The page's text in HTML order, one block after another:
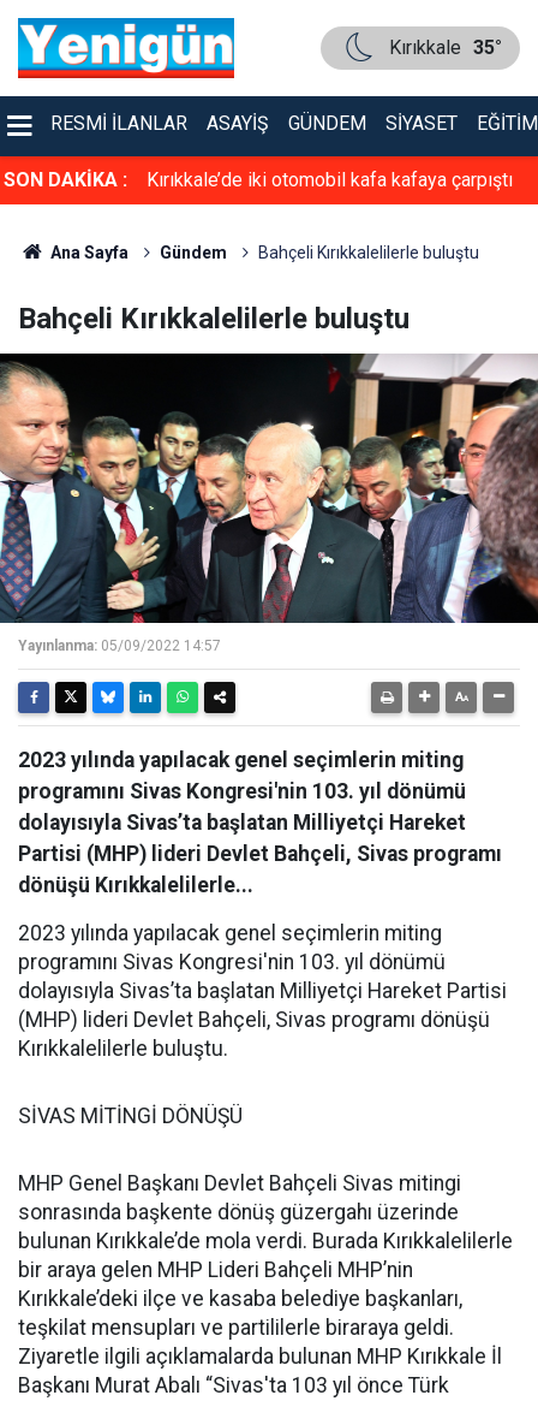
Kırıkkale 35°
RESMI İLANLAR ASAYIŞ GÜNDEM SIYASET EĞITIM
SON DAKİKA :
çarpıştı TSO’ya güçlü aday: Erol Ayan! Toptan ve
Ana Sayfa Gündem Bahçeli Kırıkkalelilerle buluştu
Bahçeli Kırıkkalelilerle buluştu
Yayınlanma: 05/09/2022 14:57
2023 yılında yapılacak genel seçimlerin miting
programını Sivas Kongresi'nin 103. yıl dönümü
dolayısıyla Sivas’ta başlatan Milliyetçi Hareket
Partisi (MHP) lideri Devlet Bahçeli, Sivas programı
dönüşü Kırıkkalelilerle...
2023 yılında yapılacak genel seçimlerin miting
programını Sivas Kongresi'nin 103. yıl dönümü
dolayısıyla Sivas’ta başlatan Milliyetçi Hareket Partisi
(MHP) lideri Devlet Bahçeli, Sivas programı dönüşü
Kırıkkalelilerle buluştu.
SİVAS MİTİNGİ DÖNÜŞÜ
MHP Genel Başkanı Devlet Bahçeli Sivas mitingi
sonrasında başkente dönüş güzergahı üzerinde
bulunan Kırıkkale’de mola verdi. Burada Kırıkkalelilerle
bir araya gelen MHP Lideri Bahçeli MHP’nin
Kırıkkale’deki ilçe ve kasaba belediye başkanları,
teşkilat mensupları ve partililerle biraraya geldi.
Ziyaretle ilgili açıklamalarda bulunan MHP Kırıkkale İl
Başkanı Murat Abalı “Sivas'ta 103 yıl önce Türk